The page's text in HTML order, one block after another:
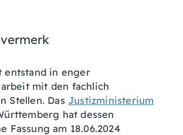
entstand in enger
mit den fachlich
Stellen. Das Justizministerium
hat dessen
Fassung am 18.06.2024